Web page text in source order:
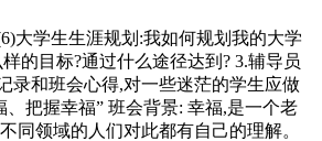
大学生生涯规划:我如何规划我的大学
的目标?通过什么途径达到? 3.辅导员
录和班会心得,对一些迷茫的学生应做
、把握幸福” 班会背景: 幸福,是一个老
同领域的人们对此都有自己的理解。